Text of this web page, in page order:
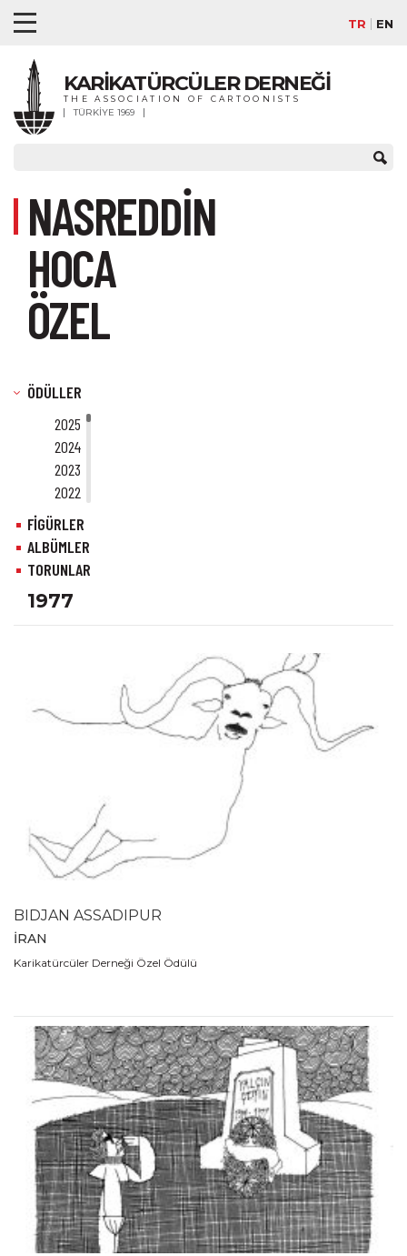
TR EN
KARİKATÜRCÜLER DERNEĞİ
THE ASSOCIATION OF CARTOONISTS
TÜRKİYE 1969
NASREDDİN
HOCA
ÖZEL
ÖDÜLLER
2025
2024
2023
2022
2021
2020
2019
2017
2016
2012
2007
2006
2005
2003
2001
1999
1998
1997
1996
1994
1993
1992
1991
1990
1989
FİGÜRLER
ALBÜMLER
TORUNLAR
1977
BIDJAN ASSADIPUR
İRAN
Karikatürcüler Derneği Özel Ödülü